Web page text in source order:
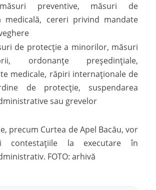
preventive, măsuri de
medicală, cereri privind mandate
de protecție a minorilor, măsuri
ordonanțe președințiale,
medicale, răpiri internaționale de
de protecție, suspendarea
sau grevelor
precum Curtea de Apel Bacău, vor
contestațiile la executare în
FOTO: arhivă